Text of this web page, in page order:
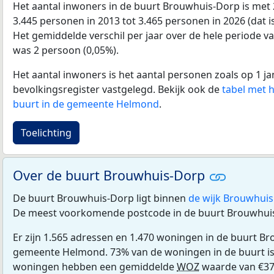
Het aantal inwoners in de buurt Brouwhuis-Dorp is met
3.445 personen in 2013 tot 3.465 personen in 2026 (dat
Het gemiddelde verschil per jaar over de hele periode
was 2 persoon (0,05%).
Het aantal inwoners is het aantal personen zoals op 1
bevolkingsregister vastgelegd. Bekijk ook detabel met
buurt in de gemeente Helmond.
Toelichting
Over de buurt Brouwhuis-Dorp
De buurt Brouwhuis-Dorp ligt binnen de wijk Brouwhuis
De meest voorkomende postcode in de buurt
Er zijn 1.565 adressen en 1.470 woningen in de buurt
gemeente Helmond. 73% van de woningen in de buurt
woningen hebben een gemiddeldeWOZwaarde van